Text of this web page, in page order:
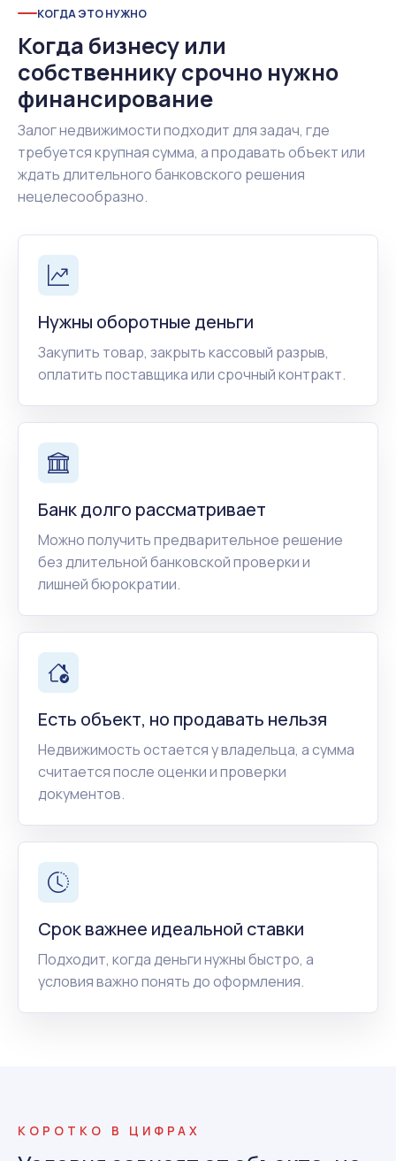
КОГДА ЭТО НУЖНО
Когда бизнесу или
собственнику срочно нужно
финансирование
Залог недвижимости подходит для задач, где
требуется крупная сумма, а продавать объект или
ждать длительного банковского решения
нецелесообразно.
Нужны оборотные деньги
Закупить товар, закрыть кассовый разрыв,
оплатить поставщика или срочный контракт.
Банк долго рассматривает
Можно получить предварительное решение
без длительной банковской проверки и
лишней бюрократии.
Есть объект, но продавать нельзя
Недвижимость остается у владельца, а сумма
считается после оценки и проверки
документов.
Срок важнее идеальной ставки
Подходит, когда деньги нужны быстро, а
условия важно понять до оформления.
КОРОТКО В ЦИФРАХ